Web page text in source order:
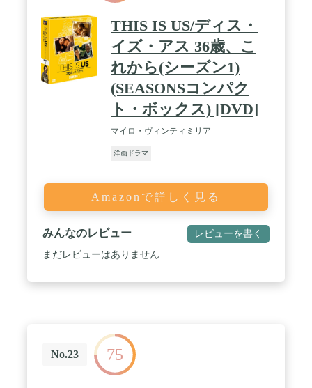
THIS IS US/ディス・
イズ・アス 36歳、こ
れから(シーズン1)
(SEASONSコンパク
ト・ボックス) [DVD]
マイロ・ヴィンティミリア
洋画ドラマ
Amazonで詳しく見る
みんなのレビュー レビューを書く
まだレビューはありません
No.23 75